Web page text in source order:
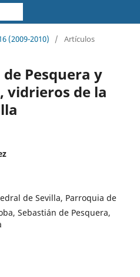
(2009-2010) / Artículos
Pesquera y
vidrieros de la
de Sevilla, Parroquia de
Sebastián de Pesquera,